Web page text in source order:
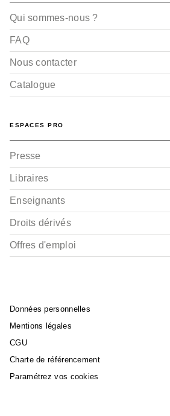
Qui sommes-nous ?
FAQ
Nous contacter
Catalogue
ESPACES PRO
Presse
Libraires
Enseignants
Droits dérivés
Offres d'emploi
Données personnelles
Mentions légales
CGU
Charte de référencement
Paramétrez vos cookies